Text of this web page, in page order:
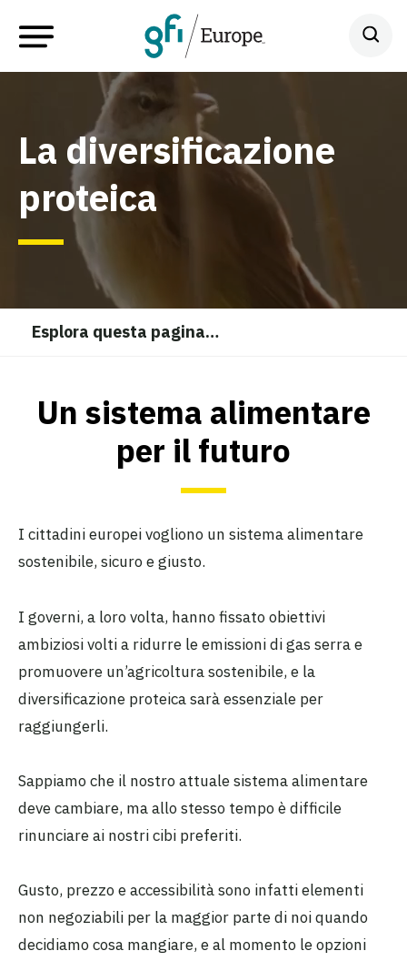
La diversificazione
proteica
Esplora questa pagina…
Un sistema alimentare
per il futuro
I cittadini europei vogliono un sistema alimentare
sostenibile, sicuro e giusto.
I governi, a loro volta, hanno fissato obiettivi
ambiziosi volti a ridurre le emissioni di gas serra e
promuovere un’agricoltura sostenibile, e la
diversificazione proteica sarà essenziale per
raggiungerli.
Sappiamo che il nostro attuale sistema alimentare
deve cambiare, ma allo stesso tempo è difficile
rinunciare ai nostri cibi preferiti.
Gusto, prezzo e accessibilità sono infatti elementi
non negoziabili per la maggior parte di noi quando
decidiamo cosa mangiare, e al momento le opzioni